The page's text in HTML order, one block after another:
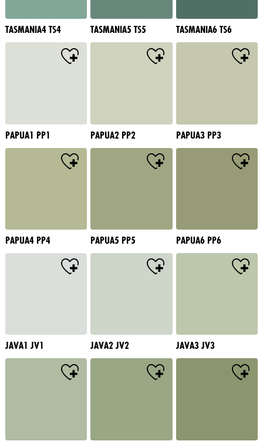
TASMANIA4 TS4 TASMANIA5 TS5 TASMANIA6 TS6
PAPUA1 PP1 PAPUA2 PP2 PAPUA3 PP3
PAPUA4 PP4 PAPUA5 PP5 PAPUA6 PP6
JAVA1 JV1 JAVA2 JV2 JAVA3 JV3